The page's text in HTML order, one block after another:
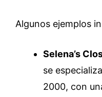
Algunos ejemplos
Selena’s
se
2000, con